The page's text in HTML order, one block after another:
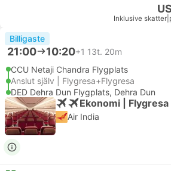
Inklusive skatter
Billigaste
21:00 10:20+1 13t. 20m
CCU Netaji Chandra Flygplats
Anslut själv | Flygresa+Flygresa
DED Dehra Dun Flygplats, Dehra Dun
Ekonomi |
Air India